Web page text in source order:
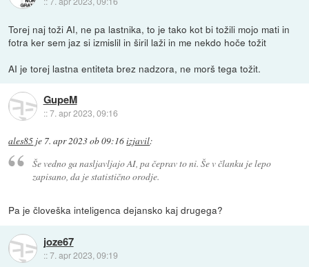
Torej naj toži AI, ne pa lastnika, to je tako kot bi tožili mojo mati in
fotra ker sem jaz si izmislil in širil laži in me nekdo hoče tožit
AI je torej lastna entiteta brez nadzora, ne morš tega tožit.
GupeM
::7. apr 2023, 09:16
ales85 je 7. apr 2023 ob 09:16izjavil:
Še vedno ga nasljavljajo AI, pa čeprav to ni. Še v članku je lepo
zapisano, da je statistično orodje.
Pa je človeška inteligenca dejansko kaj drugega?
joze67
::7. apr 2023, 09:19